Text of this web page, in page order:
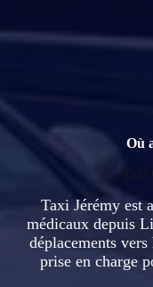
Où
Taxi Jérémy est
médicaux depuis
déplacements
prise en charge